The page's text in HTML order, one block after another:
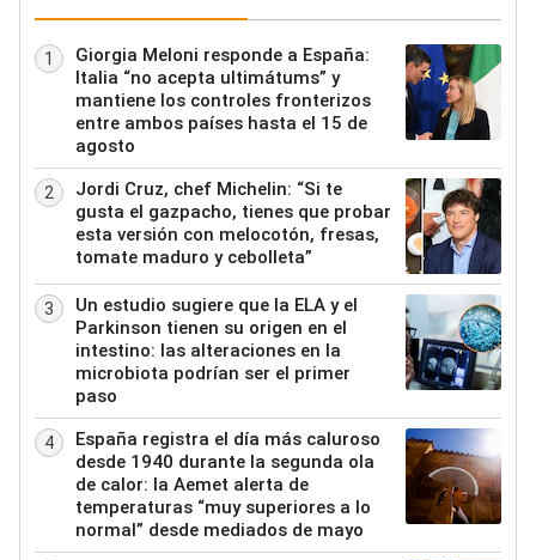
1
Giorgia Meloni responde a España:
Italia “no acepta ultimátums” y
mantiene los controles fronterizos
entre ambos países hasta el 15 de
agosto
2
Jordi Cruz, chef Michelin: “Si te
gusta el gazpacho, tienes que probar
esta versión con melocotón, fresas,
tomate maduro y cebolleta”
3
Un estudio sugiere que la ELA y el
Parkinson tienen su origen en el
intestino: las alteraciones en la
microbiota podrían ser el primer
paso
4
España registra el día más caluroso
desde 1940 durante la segunda ola
de calor: la Aemet alerta de
temperaturas “muy superiores a lo
normal” desde mediados de mayo